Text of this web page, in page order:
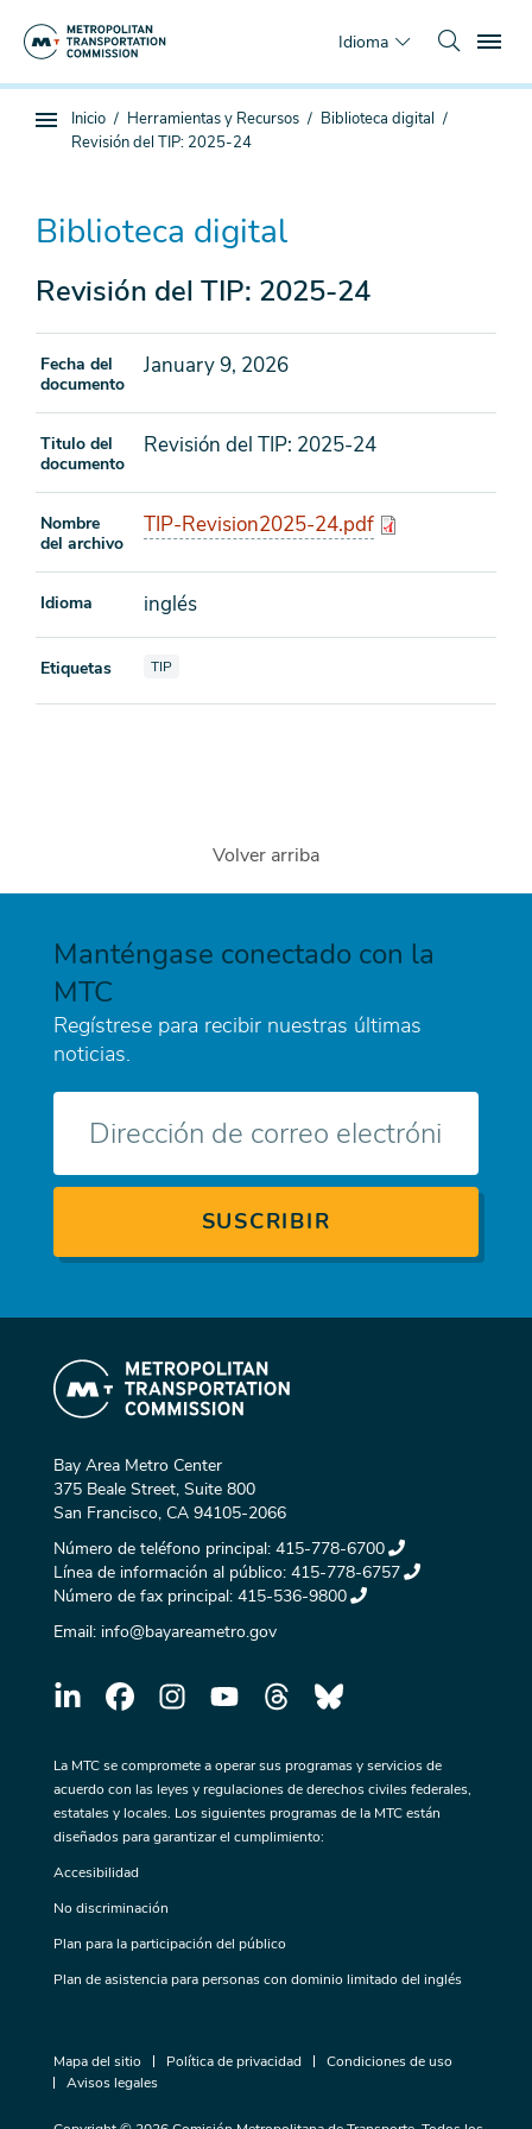
Idioma
Navegación
Estás
aquí
Inicio Herramientas y Recursos
Biblioteca digital
Revisión del TIP: 2025-24
Biblioteca digital
Revisión del TIP: 2025-24
Fecha del
documento
January 9, 2026
Titulo del
documento
Revisión del TIP: 2025-24
Nombre
del archivo
TIP-Revision2025-24.pdf
Idioma inglés
Etiquetas Ver documentos también etiquetados como
TIP
Volver arriba
Manténgase conectado con la
MTC
Regístrese para recibir nuestras últimas
noticias.
electrónico
Bay Area Metro Center
375 Beale Street, Suite 800
San Francisco, CA 94105-2066
Número de teléfono principal: 415-778-6700
Línea de información al público: 415-778-6757
Número de fax principal: 415-536-9800
Email: info@bayareametro.gov
La MTC se compromete a operar sus programas y servicios de
acuerdo con las leyes y regulaciones de derechos civiles federales,
estatales y locales. Los siguientes programas de la MTC están
diseñados para garantizar el cumplimiento:
Accesibilidad
No discriminación
Plan para la participación del público
Plan de asistencia para personas con dominio limitado del inglés
Mapa del sitio Política de privacidad
Condiciones de uso
Avisos legales